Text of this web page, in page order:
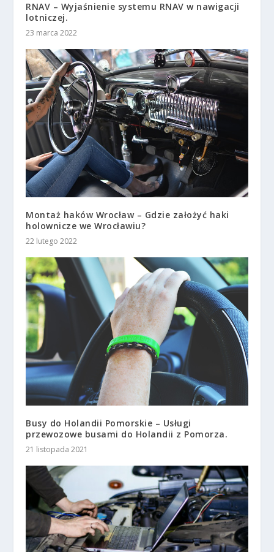
RNAV – Wyjaśnienie systemu RNAV w nawigacji
lotniczej.
23 marca 2022
Montaż haków Wrocław – Gdzie założyć haki
holownicze we Wrocławiu?
22 lutego 2022
Busy do Holandii Pomorskie – Usługi
przewozowe busami do Holandii z Pomorza.
21 listopada 2021